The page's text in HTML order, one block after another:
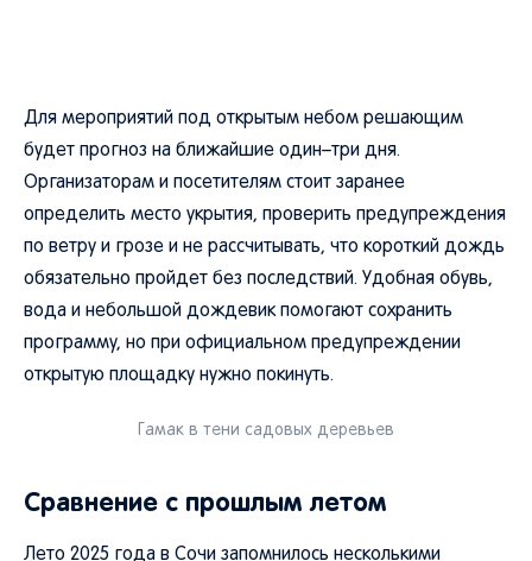
Для мероприятий под открытым небом решающим
будет прогноз на ближайшие один–три дня.
Организаторам и посетителям стоит заранее
определить место укрытия, проверить предупреждения
по ветру и грозе и не рассчитывать, что короткий дождь
обязательно пройдет без последствий. Удобная обувь,
вода и небольшой дождевик помогают сохранить
программу, но при официальном предупреждении
открытую площадку нужно покинуть.
Гамак в тени садовых деревьев
Сравнение с прошлым летом
Лето 2025 года в Сочи запомнилось несколькими